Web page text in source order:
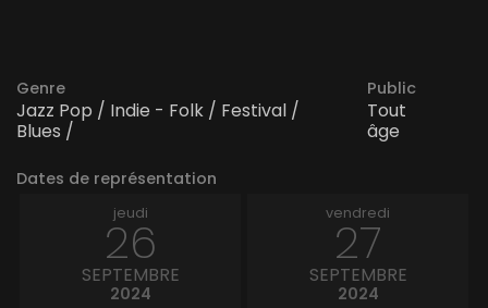
Genre
Jazz Pop / Indie - Folk / Festival /
Blues /
Public
Tout
âge
Dates de représentation
jeudi
26
SEPTEMBRE
2024
vendredi
27
SEPTEMBRE
2024